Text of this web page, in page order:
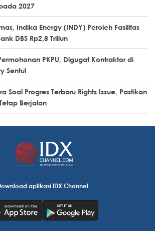
2027
Indika Energy (INDY) Peroleh Fasilitas
DBS Rp2,8 Triliun
PKPU, Digugat Kontraktor di
Sentul
Soal Progres Terbaru Rights Issue, Pastikan
Berjalan
aplikasi IDX Channel